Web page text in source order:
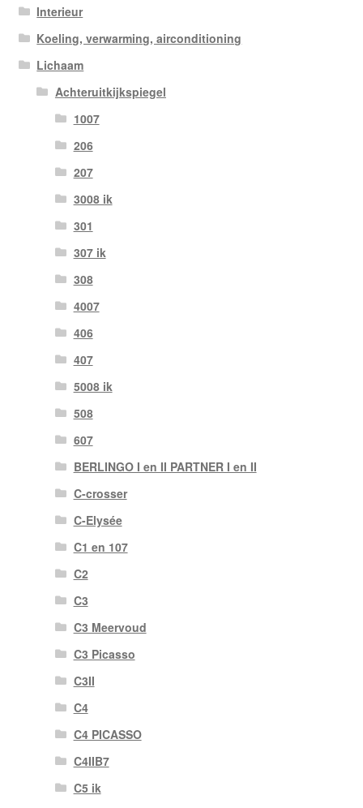
Interieur
Koeling, verwarming, airconditioning
Lichaam
Achteruitkijkspiegel
1007
206
207
3008 ik
301
307 ik
308
4007
406
407
5008 ik
508
607
BERLINGO I en II PARTNER I en II
C-crosser
C-Elysée
C1 en 107
C2
C3
C3 Meervoud
C3 Picasso
C3II
C4
C4 PICASSO
C4IIB7
C5 ik